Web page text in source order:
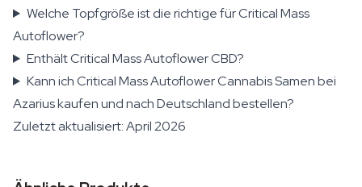
Welche Topfgröße ist die richtige für Critical Mass
Autoflower?
Enthält Critical Mass Autoflower CBD?
Kann ich Critical Mass Autoflower Cannabis Samen bei
Azarius kaufen und nach Deutschland bestellen?
Zuletzt aktualisiert: April 2026